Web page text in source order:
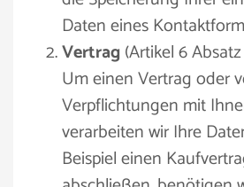
Daten eines
Vertrag (Artikel 6
Um einen Vertrag oder
Verpflichtungen mit
verarbeiten wir Ihre
Beispiel einen